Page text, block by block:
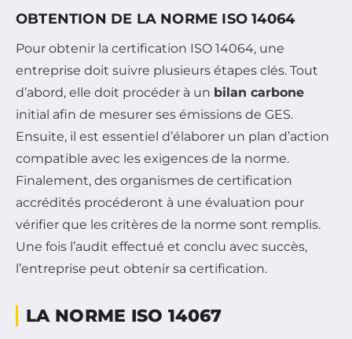
OBTENTION DE LA NORME ISO 14064
Pour obtenir la certification ISO 14064, une
entreprise doit suivre plusieurs étapes clés. Tout
d’abord, elle doit procéder à un bilan carbone
initial afin de mesurer ses émissions de GES.
Ensuite, il est essentiel d’élaborer un plan d’action
compatible avec les exigences de la norme.
Finalement, des organismes de certification
accrédités procéderont à une évaluation pour
vérifier que les critères de la norme sont remplis.
Une fois l’audit effectué et conclu avec succès,
l’entreprise peut obtenir sa certification.
LA NORME ISO 14067